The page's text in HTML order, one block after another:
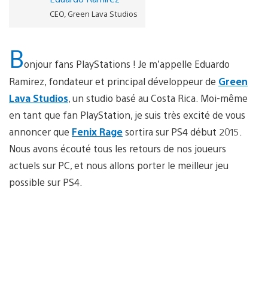
CEO, Green Lava Studios
Bonjour fans PlayStations ! Je m’appelle Eduardo
Ramirez, fondateur et principal développeur de Green
Lava Studios, un studio basé au Costa Rica. Moi-même
en tant que fan PlayStation, je suis très excité de vous
annoncer que Fenix Ragesortira sur PS4 début 2015.
Nous avons écouté tous les retours de nos joueurs
actuels sur PC, et nous allons porter le meilleur jeu
possible sur PS4.